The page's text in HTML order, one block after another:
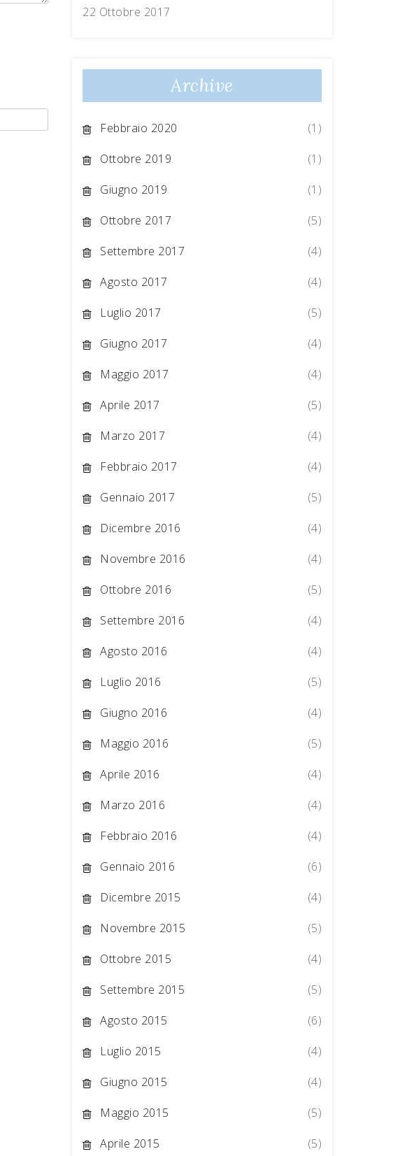
22 Ottobre 2017
Archive
Febbraio 2020
(1)
Ottobre 2019
(1)
Giugno 2019
(1)
Ottobre 2017
(5)
Settembre 2017
(4)
Agosto 2017
(4)
Luglio 2017
(5)
Giugno 2017
(4)
Maggio 2017
(4)
Aprile 2017
(5)
Marzo 2017
(4)
Febbraio 2017
(4)
Gennaio 2017
(5)
Dicembre 2016
(4)
Novembre 2016
(4)
Ottobre 2016
(5)
Settembre 2016
(4)
Agosto 2016
(4)
Luglio 2016
(5)
Giugno 2016
(4)
Maggio 2016
(5)
Aprile 2016
(4)
Marzo 2016
(4)
Febbraio 2016
(4)
Gennaio 2016
(6)
Dicembre 2015
(4)
Novembre 2015
(5)
Ottobre 2015
(4)
Settembre 2015
(5)
Agosto 2015
(6)
Luglio 2015
(4)
Giugno 2015
(4)
Maggio 2015
(5)
Aprile 2015
(5)